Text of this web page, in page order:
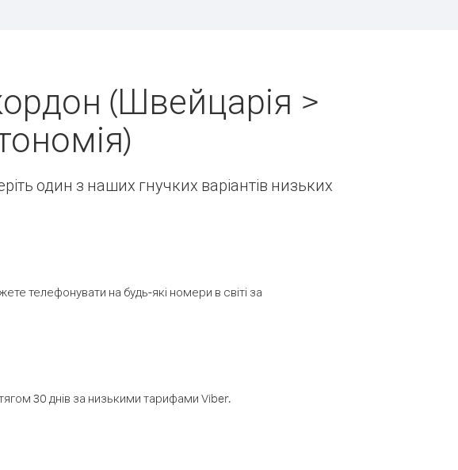
(Швейцарія >
один з наших гнучких варіантів низьких
телефонувати на будь-які номери в світі за
30 днів за низькими тарифами Viber.